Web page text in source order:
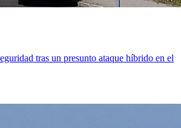
tras un presunto ataque híbrido en el